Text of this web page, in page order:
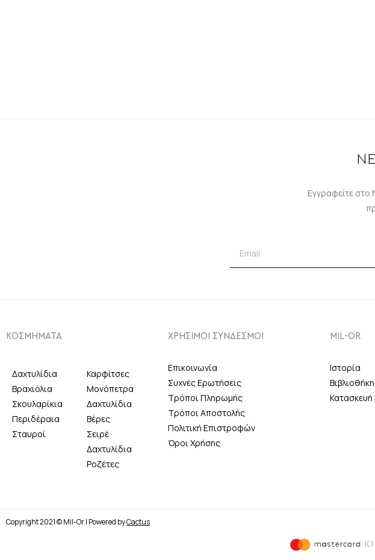
Εγγραφείτε στο
ΚΟΣΜΗΜΑΤΑ
Δαχτυλίδια
Βραχιόλια
Σκουλαρίκια
Περιδέραια
Σταυροί
Καρφίτσες
Μονόπετρα
Δαχτυλίδια
Βέρες
Σειρέ
Δαχτυλίδια
Ροζέτες
ΧΡΗΣΙΜΟΙ ΣΥΝΔΕΣΜΟΙ
Επικοινωνία
Συχνές Ερωτήσεις
Τρόποι Πληρωμής
Τρόποι Αποστολής
Πολιτική Επιστροφών
Όροι Χρήσης
MIL-OR
Ιστορία
Βιβλιοθήκη
Copyright 2021 © Mil-Or | Powered byCactus